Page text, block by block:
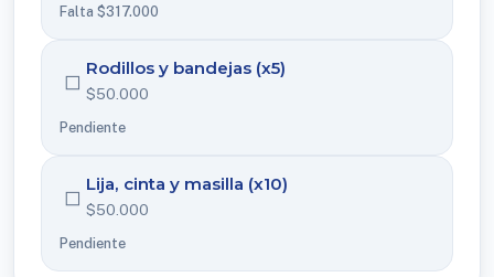
Falta $317.000
◻ Rodillos y bandejas (x5)
$50.000
Pendiente
◻ Lija, cinta y masilla (x10)
$50.000
Pendiente